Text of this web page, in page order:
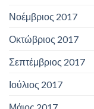
Νοέμβριος 2017
Οκτώβριος 2017
Σεπτέμβριος 2017
Ιούλιος 2017